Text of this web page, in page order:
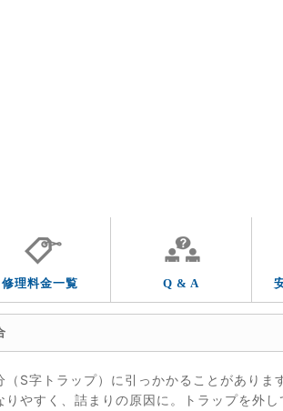
修理料金一覧 Q & A
& ANSWER
S字トラップ）に引っかかることがありま
やすく、詰まりの原因に。トラップを外